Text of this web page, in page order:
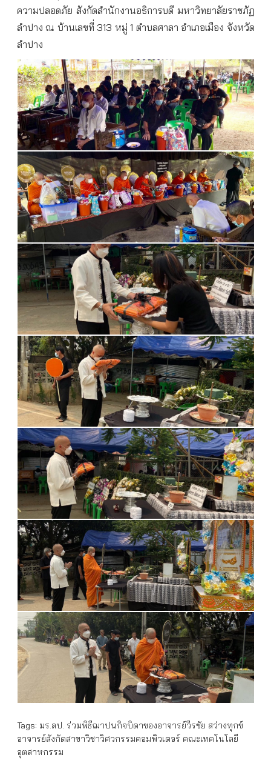
ความปลอดภัย สังกัดสำนักงานอธิการบดี มหาวิทยาลัยราชภัฏ
ลำปาง ณ บ้านเลขที่ 313 หมู่ 1 ตำบลศาลา อำเภอเมือง จังหวัด
ลำปาง
Tags: มร.ลป. ร่วมพิธีฌาปนกิจบิดาของอาจารย์วีรชัย สว่างทุกข์
อาจารย์สังกัดสาขาวิชาวิศวกรรมคอมพิวเตอร์ คณะเทคโนโลยี
อุตสาหกรรม